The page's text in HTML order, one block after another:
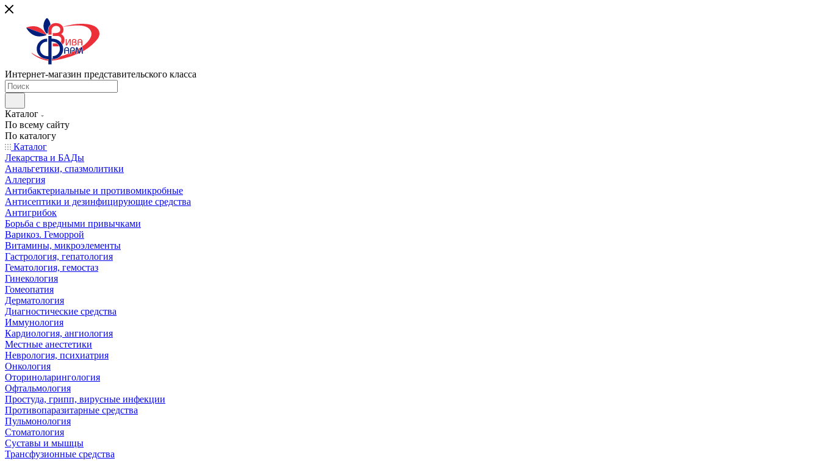
Интернет-магазин представительского класса
Каталог
По всему сайту
По каталогу
Каталог
Лекарства и БАДы
Анальгетики, спазмолитики
Аллергия
Антибактериальные и противомикробные
Антисептики и дезинфицирующие средства
Антигрибок
Борьба с вредными привычками
Варикоз. Геморрой
Витамины, микроэлементы
Гастрология, гепатология
Гематология, гемостаз
Гинекология
Гомеопатия
Дерматология
Диагностические средства
Иммунология
Кардиология, ангиология
Местные анестетики
Неврология, психиатрия
Онкология
Оториноларингология
Офтальмология
Простуда, грипп, вирусные инфекции
Противопаразитарные средства
Пульмонология
Стоматология
Суставы и мышцы
Трансфузионные средства